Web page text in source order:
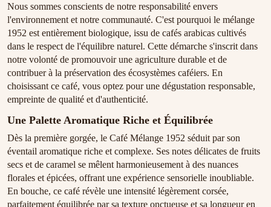
Nous sommes conscients de notre responsabilité envers
l'environnement et notre communauté. C'est pourquoi le mélange
1952 est entièrement biologique, issu de cafés arabicas cultivés
dans le respect de l'équilibre naturel. Cette démarche s'inscrit dans
notre volonté de promouvoir une agriculture durable et de
contribuer à la préservation des écosystèmes caféiers. En
choisissant ce café, vous optez pour une dégustation responsable,
empreinte de qualité et d'authenticité.
Une Palette Aromatique Riche et Équilibrée
Dès la première gorgée, le Café Mélange 1952 séduit par son
éventail aromatique riche et complexe. Ses notes délicates de fruits
secs et de caramel se mêlent harmonieusement à des nuances
florales et épicées, offrant une expérience sensorielle inoubliable.
En bouche, ce café révèle une intensité légèrement corsée,
parfaitement équilibrée par sa texture onctueuse et sa longueur en